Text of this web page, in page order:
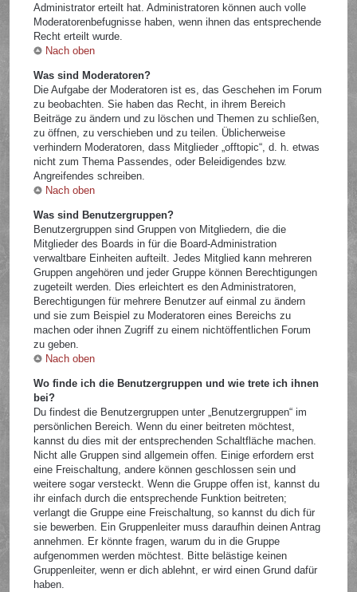
Administrator erteilt hat. Administratoren können auch volle
Moderatorenbefugnisse haben, wenn ihnen das entsprechende
Recht erteilt wurde.
Nach oben
Was sind Moderatoren?
Die Aufgabe der Moderatoren ist es, das Geschehen im Forum
zu beobachten. Sie haben das Recht, in ihrem Bereich
Beiträge zu ändern und zu löschen und Themen zu schließen,
zu öffnen, zu verschieben und zu teilen. Üblicherweise
verhindern Moderatoren, dass Mitglieder „offtopic“, d. h. etwas
nicht zum Thema Passendes, oder Beleidigendes bzw.
Angreifendes schreiben.
Nach oben
Was sind Benutzergruppen?
Benutzergruppen sind Gruppen von Mitgliedern, die die
Mitglieder des Boards in für die Board-Administration
verwaltbare Einheiten aufteilt. Jedes Mitglied kann mehreren
Gruppen angehören und jeder Gruppe können Berechtigungen
zugeteilt werden. Dies erleichtert es den Administratoren,
Berechtigungen für mehrere Benutzer auf einmal zu ändern
und sie zum Beispiel zu Moderatoren eines Bereichs zu
machen oder ihnen Zugriff zu einem nichtöffentlichen Forum
zu geben.
Nach oben
Wo finde ich die Benutzergruppen und wie trete ich ihnen
bei?
Du findest die Benutzergruppen unter „Benutzergruppen“ im
persönlichen Bereich. Wenn du einer beitreten möchtest,
kannst du dies mit der entsprechenden Schaltfläche machen.
Nicht alle Gruppen sind allgemein offen. Einige erfordern erst
eine Freischaltung, andere können geschlossen sein und
weitere sogar versteckt. Wenn die Gruppe offen ist, kannst du
ihr einfach durch die entsprechende Funktion beitreten;
verlangt die Gruppe eine Freischaltung, so kannst du dich für
sie bewerben. Ein Gruppenleiter muss daraufhin deinen Antrag
annehmen. Er könnte fragen, warum du in die Gruppe
aufgenommen werden möchtest. Bitte belästige keinen
Gruppenleiter, wenn er dich ablehnt, er wird einen Grund dafür
haben.